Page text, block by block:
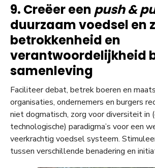
9. Creëer een push &
duurzaam voedsel en
betrokkenheid en
verantwoordelijkheid
samenleving
Faciliteer debat, betrek boeren en
organisaties, ondernemers en burgers
niet dogmatisch, zorg voor diversiteit in
technologische) paradigma’s voor een
veerkrachtig voedsel systeem.
tussen verschillende benadering en